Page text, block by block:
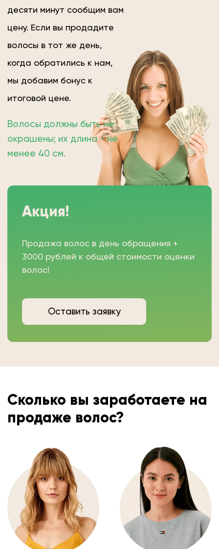
десяти минут сообщим вам
цену. Если вы продадите
волосы в тот же день,
когда обратились к нам,
мы добавим бонус к
итоговой цене.
Волосы должны быть не
окрашены; их длина − не
менее 40 см.
Акция!
Продажа волос в день обращения +
3000 рублей к общей стоимости оценки
волос!
Оставить заявку
Сколько вы заработаете на
продаже волос?